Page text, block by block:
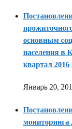
основным
населения в
квартал 2016
Январь 20,
мониторинга